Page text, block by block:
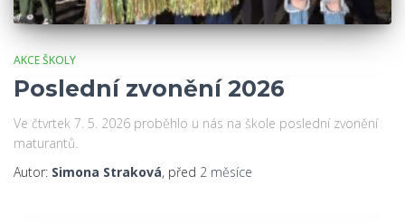
AKCE ŠKOLY
Poslední zvonění 2026
Ve čtvrtek 7. 5. 2026 proběhlo u nás na škole poslední zvonění
maturantů.
Autor: Simona Straková, před 2 měsíce